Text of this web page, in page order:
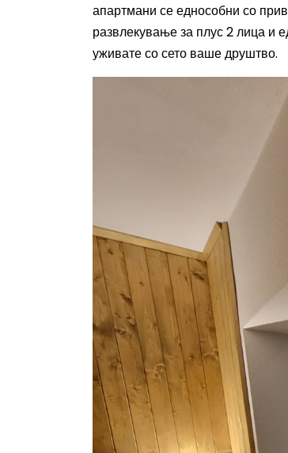
апартмани се еднособни со
развлекување за плус 2 лица и
уживате со сето ваше друштво.